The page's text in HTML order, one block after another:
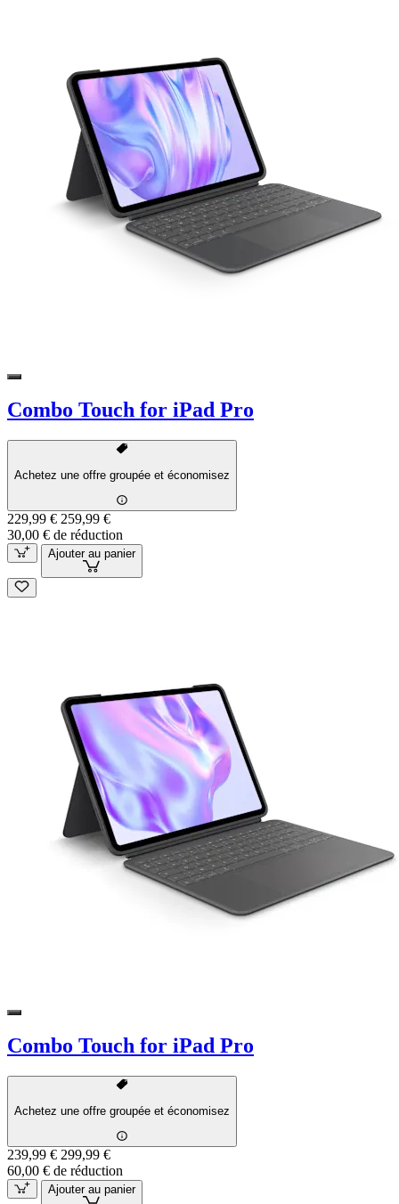
Combo Touch for iPad Pro
Achetez une offre groupée et économisez
229,99 € 259,99 €
30,00 € de réduction
Ajouter au panier
Combo Touch for iPad Pro
Achetez une offre groupée et économisez
239,99 € 299,99 €
60,00 € de réduction
Ajouter au panier